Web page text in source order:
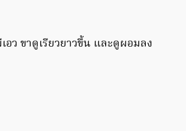
ว ขาดูเรียวยาวขึ้น และดูผอมลง